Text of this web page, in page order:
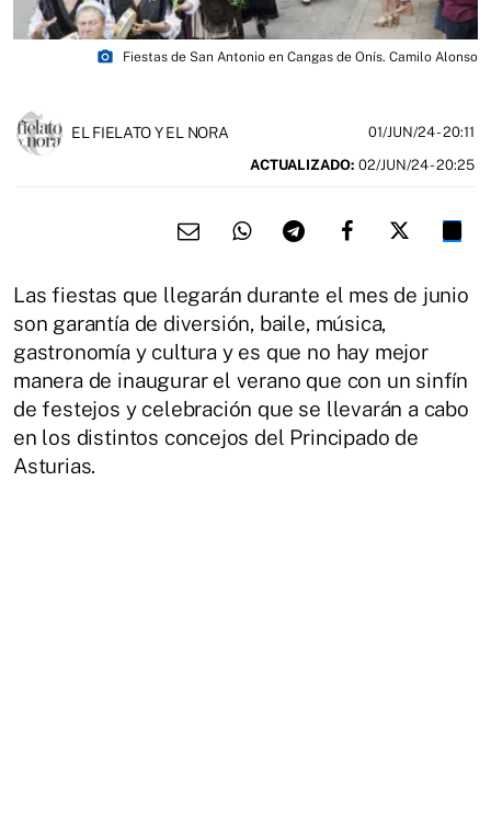
photo_camera Fiestas de San Antonio en Cangas de Onís. Camilo Alonso
EL FIELATO Y EL NORA 01/JUN/24- 20:11
ACTUALIZADO: 02/JUN/24 - 20:25
Las fiestas que llegarán durante el mes de junio
son garantía de diversión, baile, música,
gastronomía y cultura y es que no hay mejor
manera de inaugurar el verano que con un sinfín
de festejos y celebración que se llevarán a cabo
en los distintos concejos del Principado de
Asturias.